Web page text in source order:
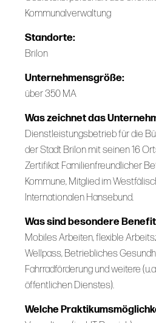
Kommunalverwaltung
Standorte:
Brilon
Unternehmensgröße:
über 350 MA
Was zeichnet das
Dienstleistungsbetrieb für die
der Stadt Brilon mit seinen 16
Zertifikat Familienfreundlicher
Kommune, Mitglied im
Internationalen Hansebund.
Was sind besondere
Mobiles Arbeiten, flexible
Wellpass, Betriebliches
Fahrradförderung und weitere (u.a. Benefits des
öffentlichen Dienstes).
Welche